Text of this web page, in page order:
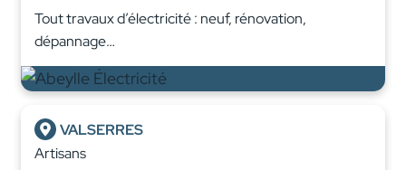
Tout travaux d’électricité : neuf, rénovation,
dépannage…
VALSERRES
Artisans